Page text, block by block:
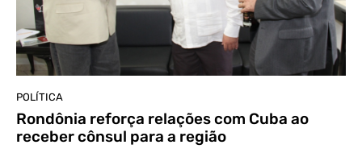
POLÍTICA
Rondônia reforça relações com Cuba ao
receber cônsul para a região